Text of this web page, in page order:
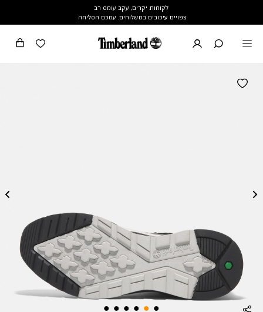
לקוחות יקרים, עקב עומס רב
צפויים עיכובים במשלוחים. עמכם הסליחה